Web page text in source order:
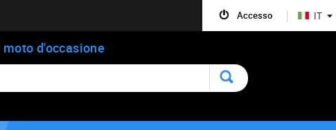
moto d'occasione
Accesso IT